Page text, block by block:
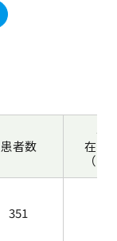
患者数
平
在院
（自
351